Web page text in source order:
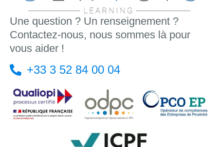
Une question ? Un renseignement ?
Contactez-nous, nous sommes là pour
vous aider !
+33 3 52 84 00 04